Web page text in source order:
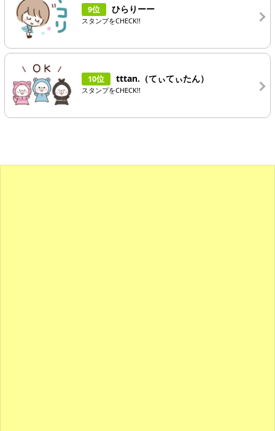
9位 ひらりーー
スタンプをCHECK!!
10位 tttan.（てぃてぃたん）
スタンプをCHECK!!